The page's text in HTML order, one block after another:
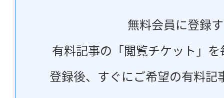
無料会員に登録
有料記事の「閲覧チケット」
登録後、すぐにご希望の有料記